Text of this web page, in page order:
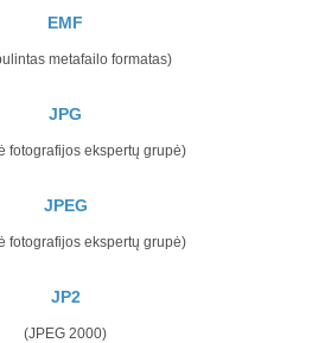
EMF
metafailo formatas)
JPG
fotografijos ekspertų grupė)
JPEG
fotografijos ekspertų grupė)
JP2
(JPEG 2000)